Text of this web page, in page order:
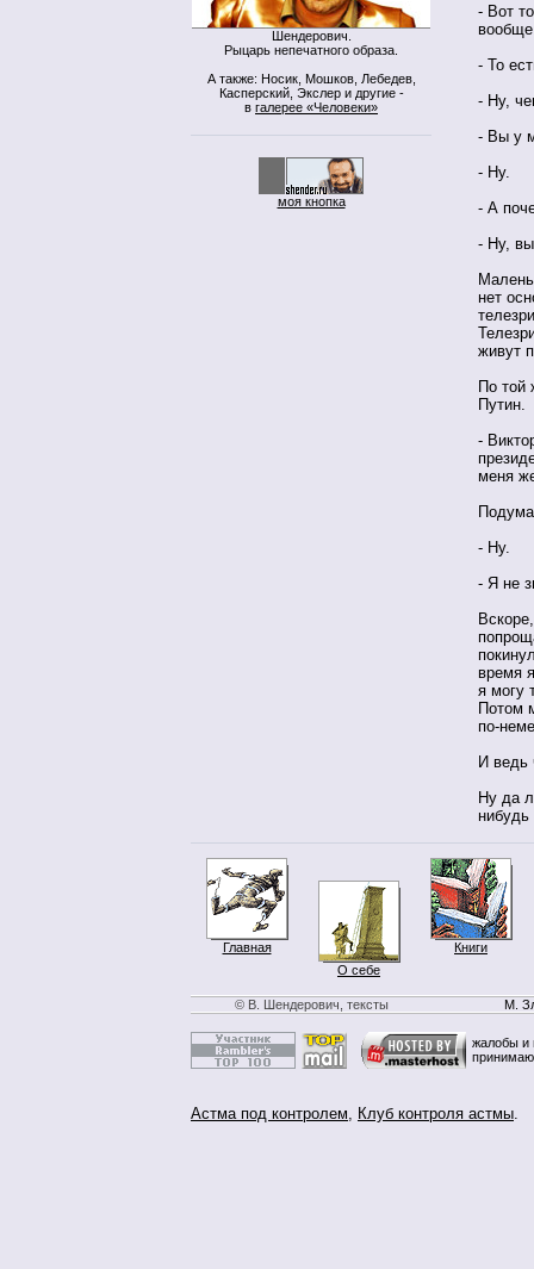
Шендерович.
Рыцарь непечатного образа.
А также: Носик, Мошков, Лебедев,
Касперский, Экслер и другие -
в галерее «Человеки»
моя кнопка
- Вот
- То
- Ну,
- Вы у
- Ну.
- А
- Ну,
нет
живут
По той
Путин.
-
меня
- Ну.
- Я не
время
я могу
Потом
по-
И ведь
Ну да
нибудь
Главная
О себе
Книги
© В. Шендерович, тексты М.
жалобы и
Астма под контролем, Клуб контроля астмы.